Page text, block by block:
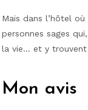
Mais dans l’hôtel
personnes sages
la vie… et y
Mon avis